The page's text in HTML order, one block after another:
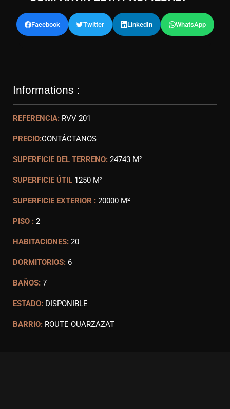
Facebook Twitter LinkedIn WhatsApp
Informations :
REFERENCIA: RVV 201
PRECIO:CONTÁCTANOS
SUPERFICIE DEL TERRENO: 24743 M²
SUPERFICIE ÚTIL 1250 M²
SUPERFICIE EXTERIOR : 20000 M²
PISO : 2
HABITACIONES: 20
DORMITORIOS: 6
BAÑOS: 7
ESTADO: DISPONIBLE
BARRIO: ROUTE OUARZAZAT